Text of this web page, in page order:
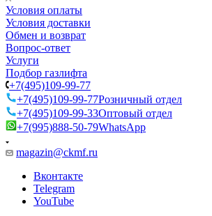
Условия оплаты
Условия доставки
Обмен и возврат
Вопрос-ответ
Услуги
Подбор газлифта
+7(495)109-99-77
+7(495)109-99-77Розничный отдел
+7(495)109-99-33Оптовый отдел
+7(995)888-50-79WhatsApp
magazin@ckmf.ru
Вконтакте
Telegram
YouTube